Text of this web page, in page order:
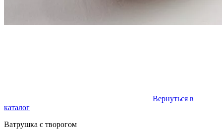
Вернуться в
каталог
Ватрушка с творогом